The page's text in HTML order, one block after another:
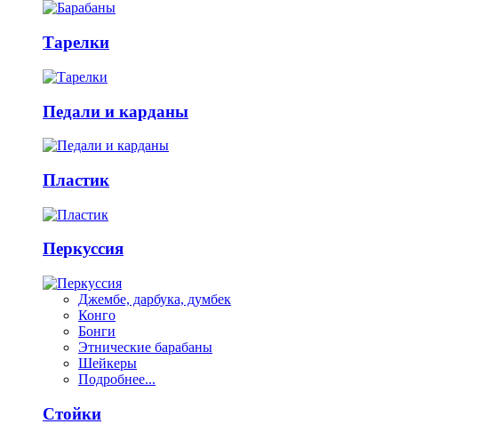
Тарелки
Педали и карданы
Пластик
Перкуссия
Джембе, дарбука, думбек
Конго
Бонги
Этнические барабаны
Шейкеры
Подробнее...
Стойки